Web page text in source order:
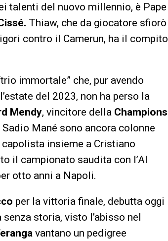
talenti del nuovo millennio, è Pape
Thiaw, che da giocatore sfiorò
contro il Camerun, ha il compito
immortale” che, pur avendo
del 2023, non ha perso la
Mendy, vincitore della Champions
Mané sono ancora colonne
insieme a Cristiano
il campionato saudita con l’Al
otto anni a Napoli.
per la vittoria finale, debutta oggi
storia, visto l’abisso nel
vantano un pedigree